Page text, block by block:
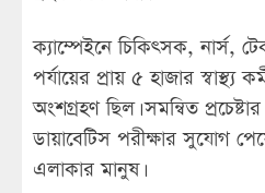
ক্যাম্পেইনে চিকিৎসক, নার্স,
পর্যায়ের প্রায় ৫ হাজার স্বাস্থ্য
অংশগ্রহণ ছিল। সমন্বিত
ডায়াবেটিস পরীক্ষার সুযোগ
এলাকার মানুষ।